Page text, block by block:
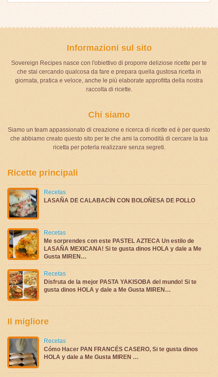
Informazioni sul sito
Sovereign Recipes nasce con l'obiettivo di proporre deliziose ricette per te
che stai cercando qualcosa da fare e prepara quella gustosa ricetta in
giornata, pratica e veloce, anche le più elaborate approfitta della nostra
raccolta di ricette.
Chi siamo
Siamo un team appassionato di creazione e ricerca di ricette ed è per questo
che abbiamo creato questo sito per te che ami la comodità di cercare la tua
ricetta per poterla realizzare senza segreti.
Ricette principali
Recetas
LASAÑA DE CALABACÍN CON BOLOÑESA DE POLLO
Recetas
Me sorprendes con este PASTEL AZTECA Un estilo de
LASAÑA MEXICANA! Si te gusta dinos HOLA y dale a Me
Gusta MIREN…
Recetas
Disfruta de la mejor PASTA YAKISOBA del mundo! Si te
gusta dinos HOLA y dale a Me Gusta MIREN…
Il migliore
Recetas
Cómo Hacer PAN FRANCÉS CASERO, Si te gusta dinos
HOLA y dale a Me Gusta MIREN …